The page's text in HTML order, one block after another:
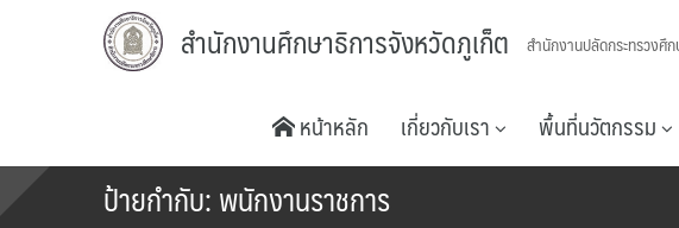
สำนักงานศึกษาธิการจังหวัดภูเก็ต สำนักงานปลัดกระทรวงศึ
หน้าหลัก เกี่ยวกับเรา พื้นที่นวัตกรรม
ป้ายกำกับ:พนักงานราชการ